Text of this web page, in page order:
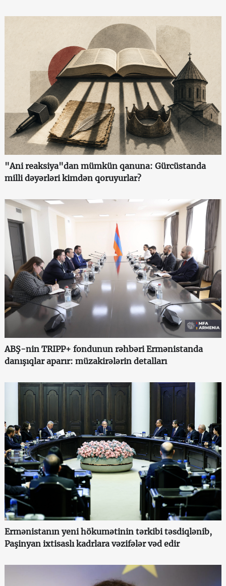
"Ani reaksiya"dan mümkün qanuna: Gürcüstanda
milli dəyərləri kimdən qoruyurlar?
ABŞ-nin TRIPP+ fondunun rəhbəri Ermənistanda
danışıqlar aparır: müzakirələrin detalları
Ermənistanın yeni hökumətinin tərkibi təsdiqlənib,
Paşinyan ixtisaslı kadrlara vəzifələr vəd edir